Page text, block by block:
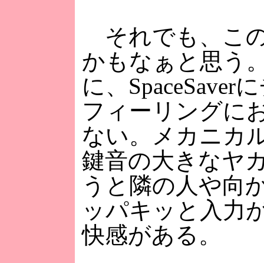
それでも、こ
かもなぁと思う
に、SpaceSaver
フィーリングに
ない。メカニカ
鍵音の大きなヤ
うと隣の人や向
ッパキッと入力
快感がある。